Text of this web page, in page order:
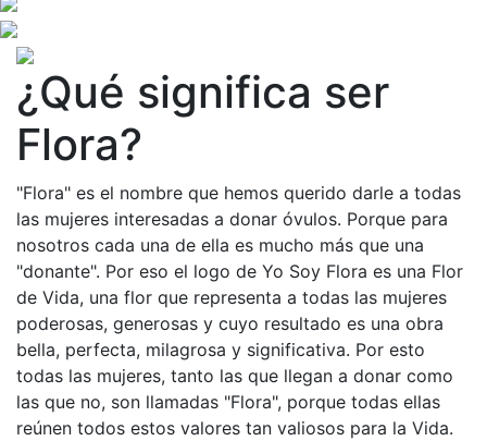
¿Qué significa ser
Flora?
"Flora" es el nombre que hemos querido darle a todas
las mujeres interesadas a donar óvulos. Porque para
nosotros cada una de ella es mucho más que una
"donante". Por eso el logo de Yo Soy Flora es una Flor
de Vida, una flor que representa a todas las mujeres
poderosas, generosas y cuyo resultado es una obra
bella, perfecta, milagrosa y significativa. Por esto
todas las mujeres, tanto las que llegan a donar como
las que no, son llamadas "Flora", porque todas ellas
reúnen todos estos valores tan valiosos para la Vida.